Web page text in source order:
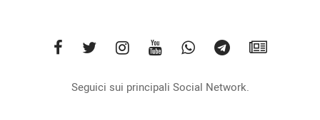
Seguici sui principali Social Network.